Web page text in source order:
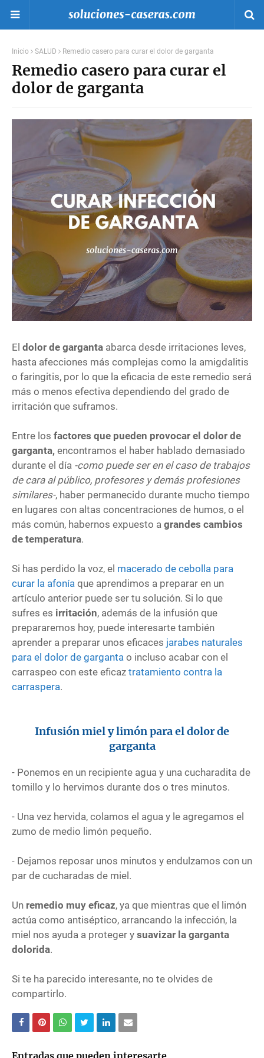
Inicio SALUD Remedio casero para curar el dolor de garganta
Remedio casero para curar el
dolor de garganta
El dolor de garganta abarca desde irritaciones leves,
hasta afecciones más complejas como la amigdalitis
o faringitis, por lo que la eficacia de este remedio será
más o menos efectiva dependiendo del grado de
irritación que suframos.
Entre los factores que pueden provocar el dolor de
garganta, encontramos el haber hablado demasiado
durante el día -como puede ser en el caso de trabajos
de cara al público, profesores y demás profesiones
similares-, haber permanecido durante mucho tiempo
en lugares con altas concentraciones de humos, o el
más común, habernos expuesto a grandes cambios
de temperatura.
Si has perdido la voz, el macerado de cebolla para
curar la afonía que aprendimos a preparar en un
artículo anterior puede ser tu solución. Si lo que
sufres es irritación, además de la infusión que
prepararemos hoy, puede interesarte también
aprender a preparar unos eficaces jarabes naturales
para el dolor de garganta o incluso acabar con el
carraspeo con este eficaz tratamiento contra la
carraspera.
Infusión miel y limón para el dolor de
garganta
- Ponemos en un recipiente agua y una cucharadita de
tomillo y lo hervimos durante dos o tres minutos.
- Una vez hervida, colamos el agua y le agregamos el
zumo de medio limón pequeño.
- Dejamos reposar unos minutos y endulzamos con un
par de cucharadas de miel.
Un remedio muy eficaz, ya que mientras que el limón
actúa como antiséptico, arrancando la infección, la
miel nos ayuda a proteger y suavizar la garganta
dolorida.
Si te ha parecido interesante, no te olvides de
compartirlo.